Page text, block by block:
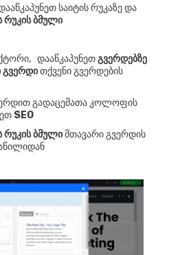
საიტის რუკაზე და
რუკის ბმული
დააწკაპუნეთგვერდებზე
გვერდითქვენი გვერდების
გადაცემათა კოლოფის
SEO
რუკის ბმულიმთავარი გვერდის